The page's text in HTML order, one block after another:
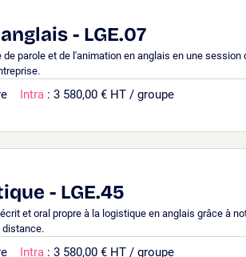
- LGE.07
parole et de l'animation en anglais en une session
Intra : 3 580,00 € HT / groupe
- LGE.45
et oral propre à la logistique en anglais grâce à
distance.
Intra : 3 580,00 € HT / groupe